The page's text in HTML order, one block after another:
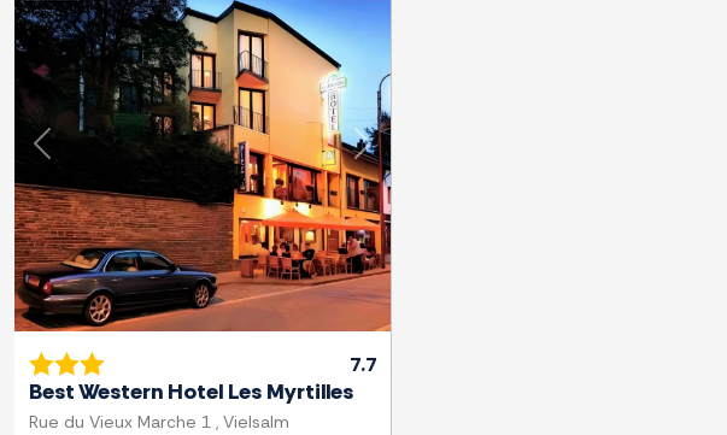
Zurück Weiter
7.7
Best Western Hotel Les Myrtilles
Rue du Vieux Marche 1 , Vielsalm